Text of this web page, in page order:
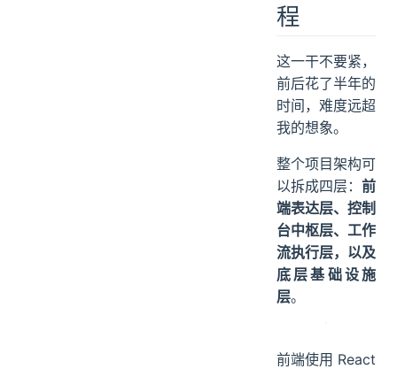
程
这一干不要紧，
前后花了半年的
时间，难度远超
我的想象。
整个项目架构可
以拆成四层： 前
端表达层、控制
台中枢层、工作
流执行层，以及
底层基础设施
层。
前端使用 React